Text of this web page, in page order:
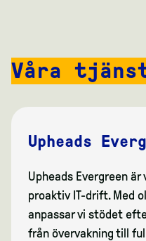
Våra
Upheads
Upheads Evergreen
proaktiv IT-drift. Med
anpassar vi stödet
från övervakning till